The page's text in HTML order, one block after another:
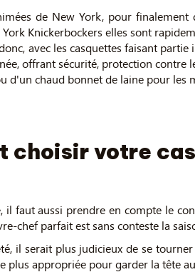
de New York, pour finalement
Knickerbockers elles sont
avec les casquettes faisant
offrant sécurité, protection contre
chaud bonnet de laine pour
votre
faut aussi prendre en compte le
chef parfait est sans conteste la
il serait plus judicieux de se
appropriée pour garder la tête